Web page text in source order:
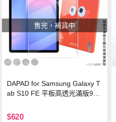
售完，補貨中
DAPAD for Samsung Galaxy T
ab S10 FE 平板高透光滿版9H
$620